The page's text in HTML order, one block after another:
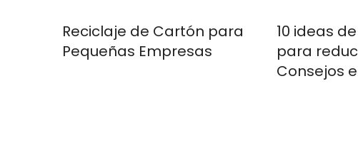
Reciclaje de Cartón para
Pequeñas Empresas
10 ideas
para
Consejos